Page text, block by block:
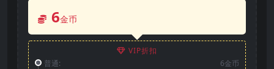
6金币
VIP折扣
普通:
6金币